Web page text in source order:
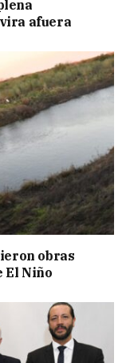
afuera
obras
El Niño